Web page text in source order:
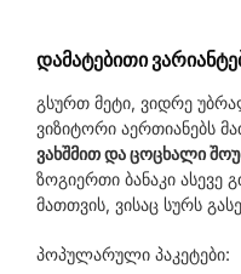
დამატებითი
გსურთ მეტი, ვიდრე
ვიზიტორი აერთიანებს
ვახშმით და ცოცხალი
ზოგიერთი ბანაკი ასევე
მათთვის, ვისაც სურს
პოპულარული პაკეტები: